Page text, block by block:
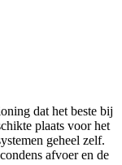
dat het beste bij
plaats voor het
geheel zelf.
afvoer en de